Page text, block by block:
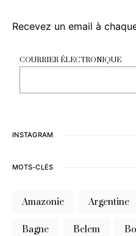
Recevez un email à
COURRIER ÉLECTRONIQUE
INSTAGRAM
MOTS-CLÉS
Amazonie Argentine
Bagne Belem